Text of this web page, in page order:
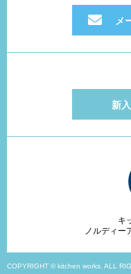
メ
新
キ
ノルディー
COPYRIGHT © kitchen works. ALL